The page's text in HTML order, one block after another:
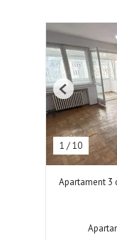
1 /10
Previous
Apartament 3